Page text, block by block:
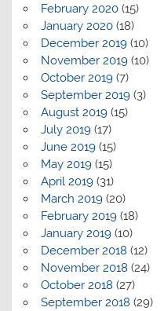
February 2020(15)
January 2020(18)
December 2019(10)
November 2019(10)
October 2019(7)
September 2019(3)
August 2019(15)
July 2019(17)
June 2019(15)
May 2019(15)
April 2019(31)
March 2019(20)
February 2019(18)
January 2019(10)
December 2018 (12)
November 2018 (24)
October 2018 (27)
September 2018 (29)